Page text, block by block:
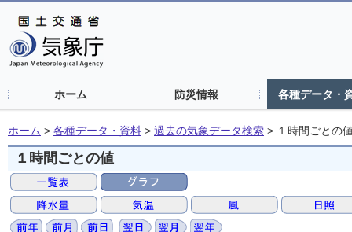
ホーム 防災情報 各種データ・
ホーム > 各種データ・資料 > 過去の気象データ検索 > １時間ごとの
１時間ごとの値